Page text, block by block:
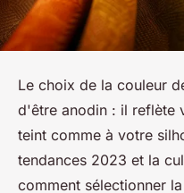
Le choix de la couleur
d'être anodin : il reflète
teint comme à votre
tendances 2023 et la
comment sélectionner